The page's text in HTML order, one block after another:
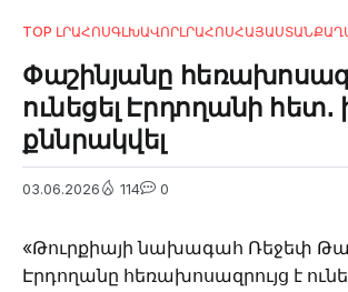
TOP ԼՐԱՀՈՍԳԼԽԱՎՈՐԼՐԱՀՈՍՀԱՅԱՍՏԱՆ
Փաշինյանը
ունեցել Էրդողանի հետ․
քննրակվել
03.06.2026 114 0
«Թուրքիայի նախագահ Ռեջեփ
Էրդողանը հեռախոսազրույց է